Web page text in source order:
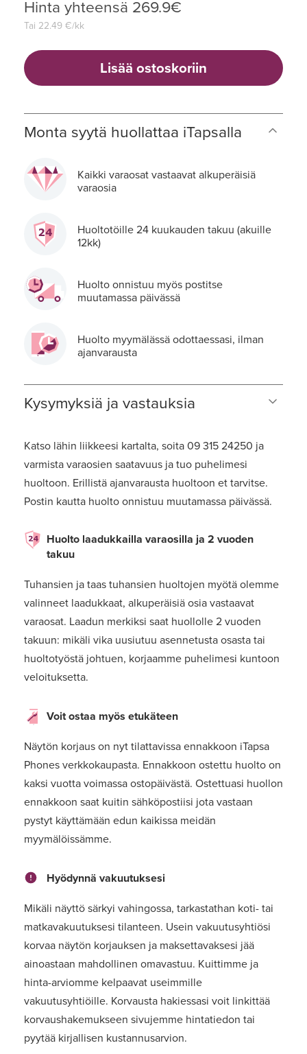
Hinta yhteensä 269.9€
Tai 22.49 €/kk
Lisää ostoskoriin
Monta syytä huollattaa iTapsalla
Kaikki varaosat vastaavat alkuperäisiä
varaosia
Huoltotöille 24 kuukauden takuu (akuille
12kk)
Huolto onnistuu myös postitse
muutamassa päivässä
Huolto myymälässä odottaessasi, ilman
ajanvarausta
Kysymyksiä ja vastauksia
Katso lähin liikkeesi kartalta, soita 09 315 24250 ja
varmista varaosien saatavuus ja tuo puhelimesi
huoltoon. Erillistä ajanvarausta huoltoon et tarvitse.
Postin kautta huolto onnistuu muutamassa päivässä.
Huolto laadukkailla varaosilla ja 2 vuoden
takuu
Tuhansien ja taas tuhansien huoltojen myötä olemme
valinneet laadukkaat, alkuperäisiä osia vastaavat
varaosat. Laadun merkiksi saat huollolle 2 vuoden
takuun: mikäli vika uusiutuu asennetusta osasta tai
huoltotyöstä johtuen, korjaamme puhelimesi kuntoon
veloituksetta.
Voit ostaa myös etukäteen
Näytön korjaus on nyt tilattavissa ennakkoon iTapsa
Phones verkkokaupasta. Ennakkoon ostettu huolto on
kaksi vuotta voimassa ostopäivästä. Ostettuasi huollon
ennakkoon saat kuitin sähköpostiisi jota vastaan
pystyt käyttämään edun kaikissa meidän
myymälöissämme.
Hyödynnä vakuutuksesi
Mikäli näyttö särkyi vahingossa, tarkastathan koti- tai
matkavakuutuksesi tilanteen. Usein vakuutusyhtiösi
korvaa näytön korjauksen ja maksettavaksesi jää
ainoastaan mahdollinen omavastuu. Kuittimme ja
hinta-arviomme kelpaavat useimmille
vakuutusyhtiöille. Korvausta hakiessasi voit linkittää
korvaushakemukseen sivujemme hintatiedon tai
pyytää kirjallisen kustannusarvion.